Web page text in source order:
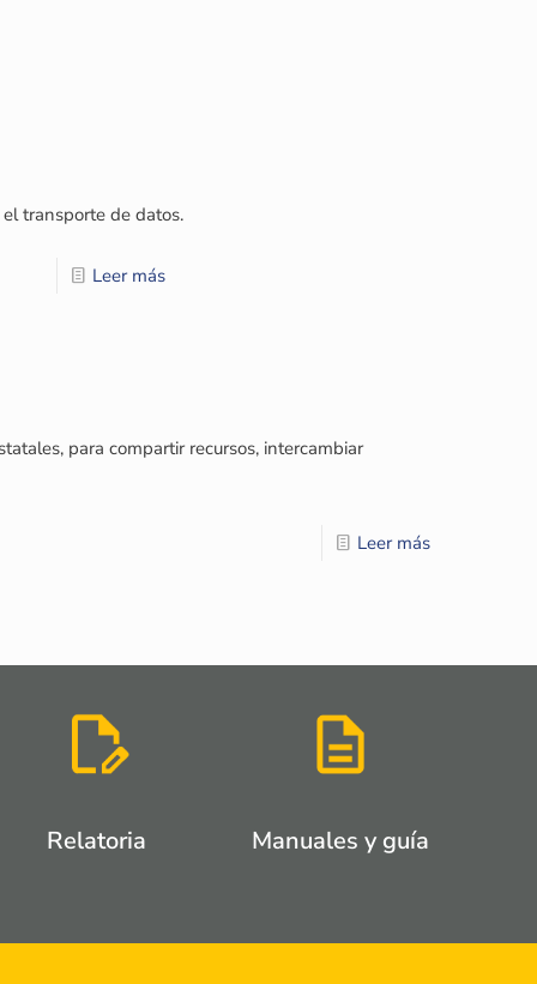
transporte de datos.
Leer más
para compartir recursos, intercambiar
Leer más
Relatoria Manuales y guía